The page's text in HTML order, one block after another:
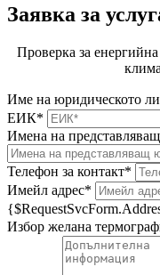
Заявка за
Проверка за
Име на юридическото
ЕИК*
Имена на
Телефон за контакт*
Имейл адрес*
Избор желана